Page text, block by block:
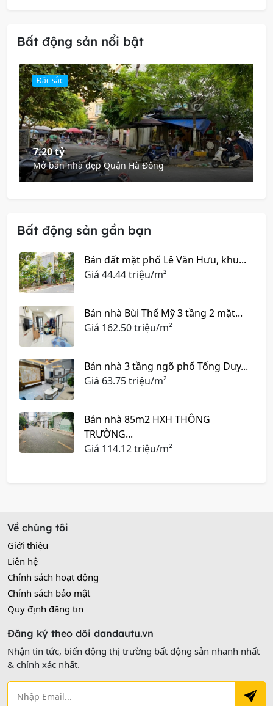
Bất động sản nổi bật
Đặc sắc
7.20 tỷ
Mở bán nhà đẹp Quận Hà Đông
Bất động sản gần bạn
Bán đất mặt phố Lê Văn Hưu, khu...
Giá 44.44 triệu/m²
Bán nhà Bùi Thế Mỹ 3 tầng 2 mặt...
Giá 162.50 triệu/m²
Bán nhà 3 tầng ngõ phố Tống Duy...
Giá 63.75 triệu/m²
Bán nhà 85m2 HXH THÔNG
TRƯỜNG...
Giá 114.12 triệu/m²
Về chúng tôi
Giới thiệu
Liên hệ
Chính sách hoạt động
Chính sách bảo mật
Quy định đăng tin
Đăng ký theo dõi dandautu.vn
Nhận tin tức, biến động thị trường bất động sản nhanh nhất
& chính xác nhất.